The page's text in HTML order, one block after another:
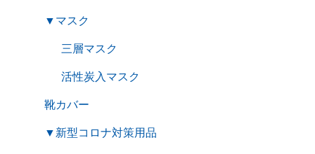
▼ マスク
三層マスク
活性炭入マスク
靴カバー
▼ 新型コロナ対策用品